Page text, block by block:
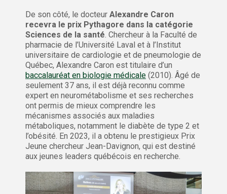
De son côté, le docteur Alexandre Caron
recevra le prix Pythagore dans la catégorie
Sciences de la santé. Chercheur à la Faculté de
pharmacie de l’Université Laval et à l’Institut
universitaire de cardiologie et de pneumologie de
Québec, Alexandre Caron est titulaire d’un
baccalauréat en biologie médicale (2010). Âgé de
seulement 37 ans, il est déjà reconnu comme
expert en neurométabolisme et ses recherches
ont permis de mieux comprendre les
mécanismes associés aux maladies
métaboliques, notamment le diabète de type 2 et
l’obésité. En 2023, il a obtenu le prestigieux Prix
Jeune chercheur Jean-Davignon, qui est destiné
aux jeunes leaders québécois en recherche.